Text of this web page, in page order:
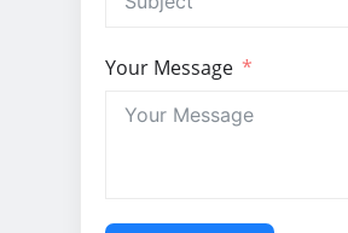
Your Message